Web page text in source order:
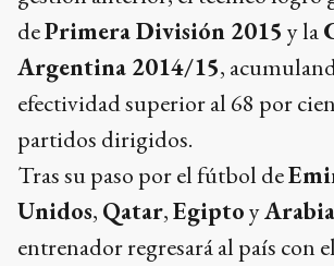
dePrimera División 2015 y la
Argentina 2014/15,
efectividad superior al 68 por
partidos dirigidos.
Tras su paso por el fútbol de
Unidos, Qatar,Egiptoy
entrenador regresará al país con